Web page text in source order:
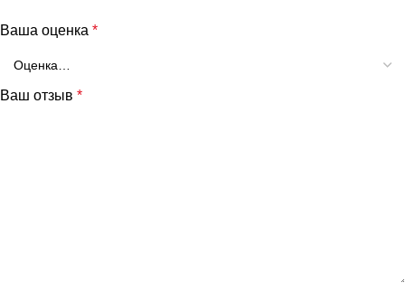
Ваша оценка *
Ваш отзыв *